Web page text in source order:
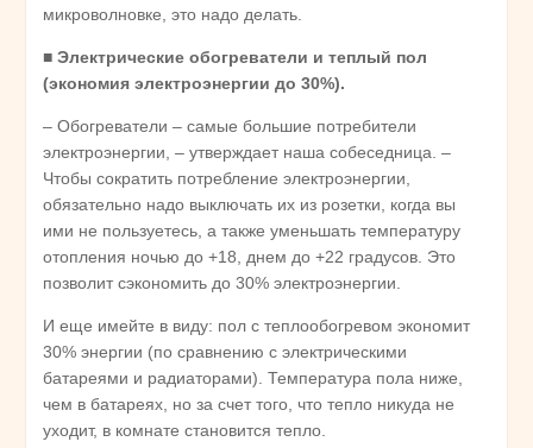
микроволновке, это надо делать.
■ Электрические обогреватели и теплый пол
(экономия электроэнергии до 30%).
– Обогреватели – самые большие потребители
электроэнергии, – утверждает наша собеседница. –
Чтобы сократить потребление электроэнергии,
обязательно надо выключать их из розетки, когда вы
ими не пользуетесь, а также уменьшать температуру
отопления ночью до +18, днем до +22 градусов. Это
позволит сэкономить до 30% электроэнергии.
И еще имейте в виду: пол с теплообогревом экономит
30% энергии (по сравнению с электрическими
батареями и радиаторами). Температура пола ниже,
чем в батареях, но за счет того, что тепло никуда не
уходит, в комнате становится тепло.